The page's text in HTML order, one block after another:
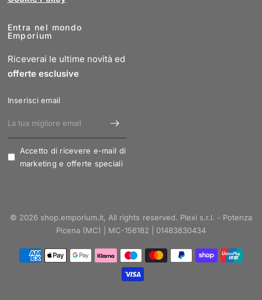
Entra nel mondo
Emporium
Riceverai le ultime novità ed
offerte esclusive
Inserisci email
Accetto di ricevere e-mail di
marketing e offerte speciali
© 2026 shop.emporium.it, All rights reserved. Plexi s.r.l. - Potenza
Picena (MC) | MC-156182 | 01483830434